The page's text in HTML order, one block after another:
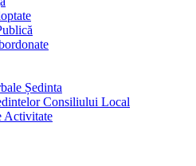
Ședinta
Consiliului Local
Activitate